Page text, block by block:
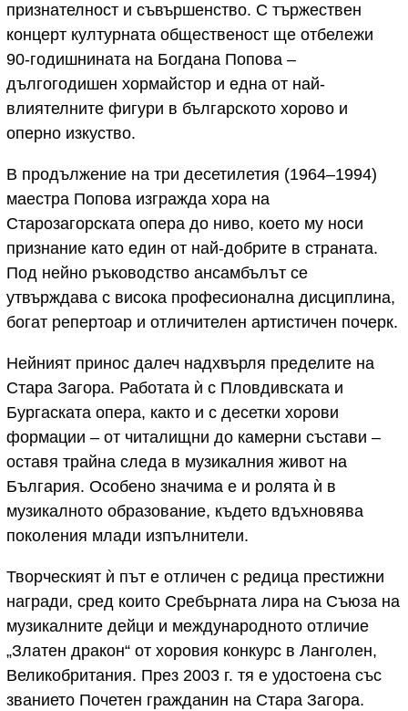
признателност и съвършенство. С тържествен
концерт културната общественост ще отбележи
90-годишнината на Богдана Попова –
дългогодишен хормайстор и една от най-
влиятелните фигури в българското хорово и
оперно изкуство.
В продължение на три десетилетия (1964–1994)
маестра Попова изгражда хора на
Старозагорската опера до ниво, което му носи
признание като един от най-добрите в страната.
Под нейно ръководство ансамбълът се
утвърждава с висока професионална дисциплина,
богат репертоар и отличителен артистичен почерк.
Нейният принос далеч надхвърля пределите на
Стара Загора. Работата ѝ с Пловдивската и
Бургаската опера, както и с десетки хорови
формации – от читалищни до камерни състави –
оставя трайна следа в музикалния живот на
България. Особено значима е и ролята ѝ в
музикалното образование, където вдъхновява
поколения млади изпълнители.
Творческият ѝ път е отличен с редица престижни
награди, сред които Сребърната лира на Съюза на
музикалните дейци и международното отличие
„Златен дракон“ от хоровия конкурс в Ланголен,
Великобритания. През 2003 г. тя е удостоена със
званието Почетен гражданин на Стара Загора.